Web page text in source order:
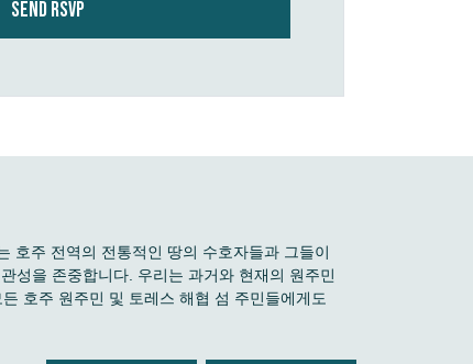
호주 전역의 전통적인 땅의 수호자들과 그들이
성을 존중합니다. 우리는 과거와 현재의 원주민
호주 원주민 및 토레스 해협 섬 주민들에게도